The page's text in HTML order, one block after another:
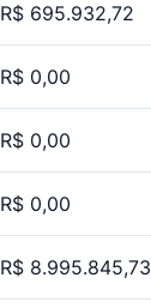
R$ 695.932,72
R$ 0,00
R$ 0,00
R$ 0,00
R$ 8.995.845,73